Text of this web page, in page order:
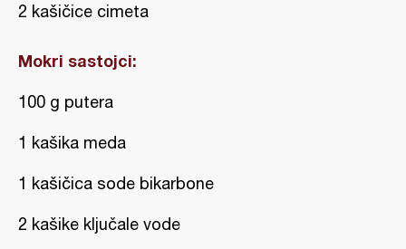
2 kašičice cimeta
Mokri sastojci:
100 g putera
1 kašika meda
1 kašičica sode bikarbone
2 kašike ključale vode